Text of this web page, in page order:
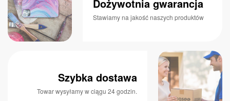
Dożywotnia gwarancja
Stawiamy na jakość naszych produktów
Szybka dostawa
Towar wysyłamy w ciągu 24 godzin.